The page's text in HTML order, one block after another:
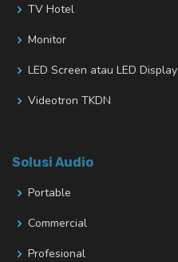
TV Hotel
Monitor
LED Screen atau LED Display
Videotron TKDN
Solusi Audio
Portable
Commercial
Profesional